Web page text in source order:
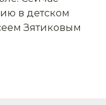
в детском
Зятиковым